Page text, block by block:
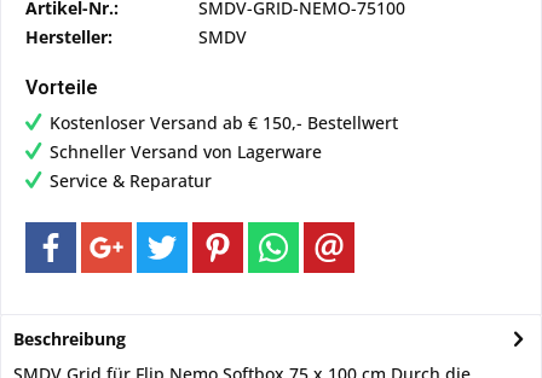
Artikel-Nr.:
SMDV-GRID-NEMO-75100
Hersteller:
SMDV
Vorteile
Kostenloser Versand ab € 150,- Bestellwert
Schneller Versand von Lagerware
Service & Reparatur
Beschreibung